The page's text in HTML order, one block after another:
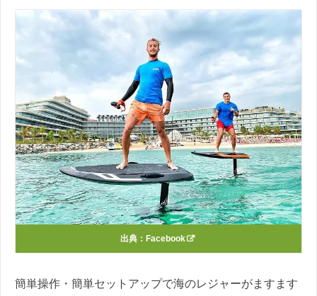
出典： Facebook
簡単操作・簡単セットアップで海のレジャーがますます